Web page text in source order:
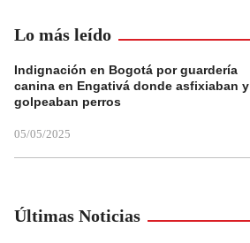
Lo más leído
Indignación en Bogotá por guardería
canina en Engativá donde asfixiaban y
golpeaban perros
05/05/2025
Últimas Noticias